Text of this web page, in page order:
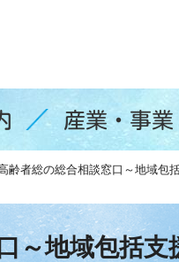
産業・事業
齢者総の総合相談窓口～地域包
～地域包括支